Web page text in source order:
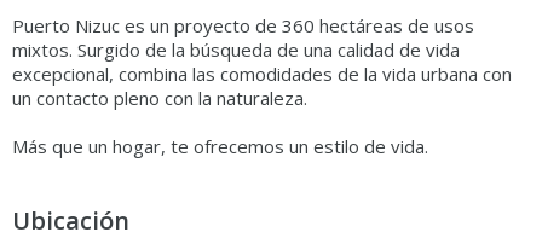
Puerto Nizuc es un proyecto de 360 hectáreas de usos
mixtos. Surgido de la búsqueda de una calidad de vida
excepcional, combina las comodidades de la vida urbana con
un contacto pleno con la naturaleza.
Más que un hogar, te ofrecemos un estilo de vida.
Ubicación